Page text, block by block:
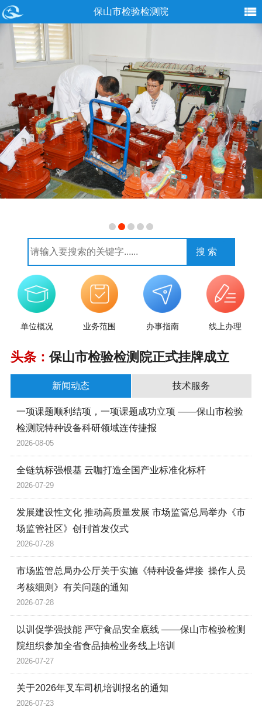
保山市检验检测院
单位概况 业务范围 办事指南 线上办理
头条： 保山市检验检测院正式挂牌成立
新闻动态 技术服务
一项课题顺利结项，一项课题成功立项 ——保山市检验
检测院特种设备科研领域连传捷报
2026-08-05
全链筑标强根基 云咖打造全国产业标准化标杆
2026-07-29
发展建设性文化 推动高质量发展 市场监管总局举办《市
场监管社区》创刊首发仪式
2026-07-28
市场监管总局办公厅关于实施《特种设备焊接 操作人员
考核细则》有关问题的通知
2026-07-28
以训促学强技能 严守食品安全底线 ——保山市检验检测
院组织参加全省食品抽检业务线上培训
2026-07-27
关于2026年叉车司机培训报名的通知
2026-07-23